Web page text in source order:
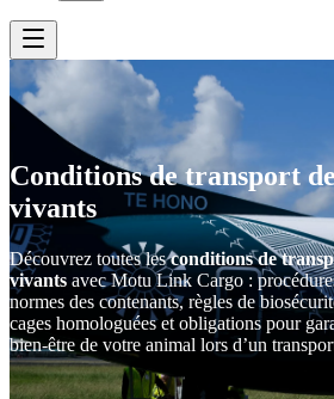
Conditions de transport
vivants
Découvrez toutes lesconditions de
vivants avec Motu Link Cargo :
normes des contenants, règles de
cages homologuées et obligations pour
bien‑être de votre animal lors d’un